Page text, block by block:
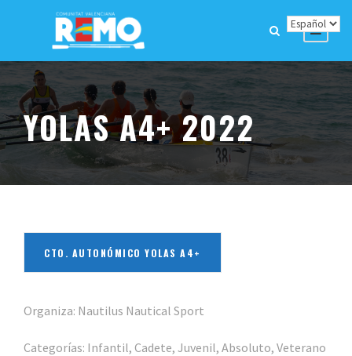
YOLAS A4+ 2022
CTO. AUTONÓMICO YOLAS A4+
Organiza: Nautilus Nautical Sport
Categorías: Infantil, Cadete, Juvenil, Absoluto, Veterano